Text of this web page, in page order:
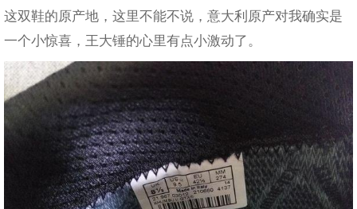
这双鞋的原产地，这里不能不说，意大利原产对我确实是
一个小惊喜，王大锤的心里有点小激动了。